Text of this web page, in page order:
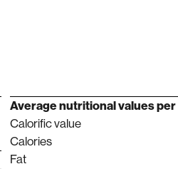
Average nutritional values ​​per
Calorific value
Calories
Fat